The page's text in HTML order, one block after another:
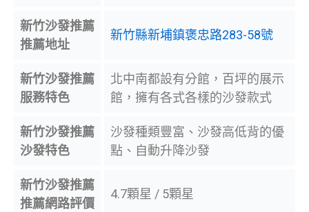
新竹沙發推薦
推薦地址
新竹縣新埔鎮褒忠路283-58號
新竹沙發推薦
服務特色
北中南都設有分館，百坪的展示
館，擁有各式各樣的沙發款式
新竹沙發推薦
沙發特色
沙發種類豐富、沙發高低背的優
點、自動升降沙發
新竹沙發推薦
推薦網路評價
4.7顆星 / 5顆星